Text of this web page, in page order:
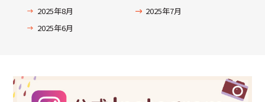
2025年8月
2025年7月
2025年6月